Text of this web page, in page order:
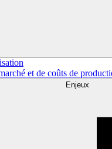
et de coûts de
Enjeux